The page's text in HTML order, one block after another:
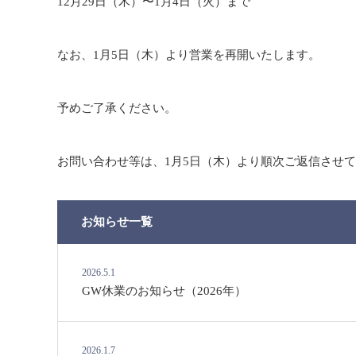
なお、1月5日（木）より営業を再開いたします。
予めご了承ください。
お問い合わせ等は、1月5日（木）より順次ご返信させて
お知らせ一覧
2026.5.1
GW休業のお知らせ（2026年）
2026.1.7